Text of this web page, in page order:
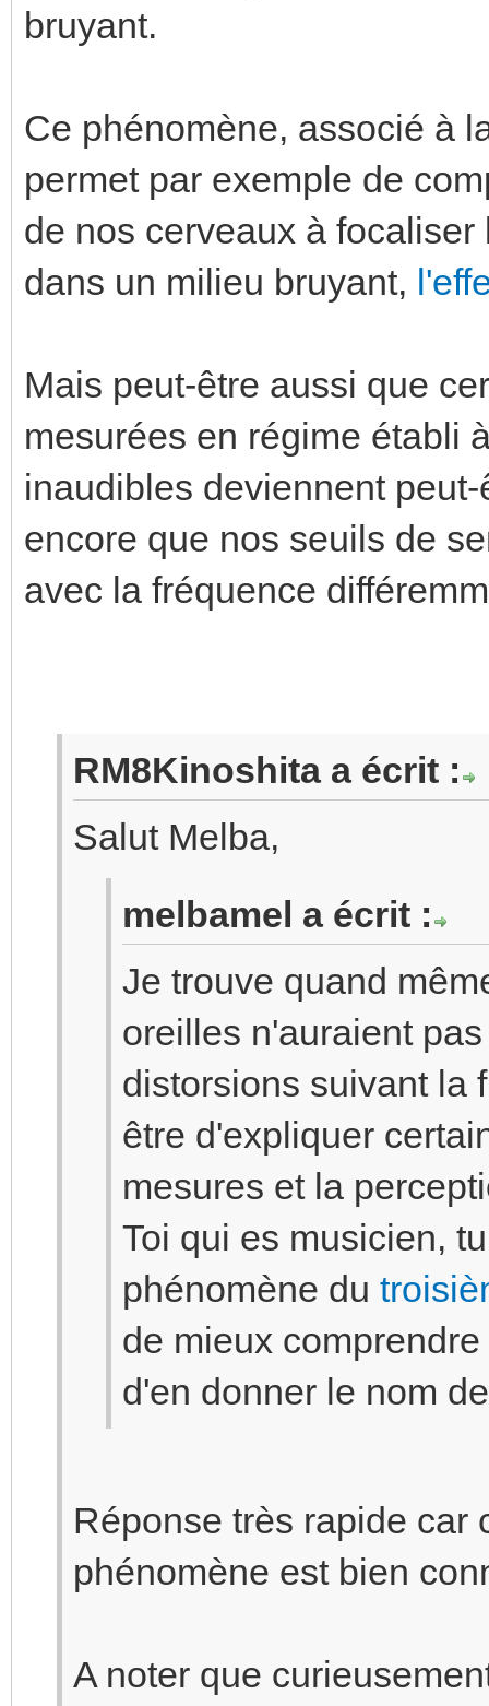
bruyant.
Ce phénomène, associé à
permet par exemple de
de nos cerveaux à
dans un milieu bruyant,
Mais peut-être aussi que
mesurées en régime établi
inaudibles deviennent
encore que nos seuils de
avec la fréquence
RM8Kinoshita a écrit :
Salut Melba,
melbamel a écrit :
Je trouve quand
oreilles n'auraient
distorsions suivant la
être d'expliquer
mesures et la
Toi qui es musicien,
phénomène du
de mieux
d'en donner le nom
Réponse très rapide car
phénomène est bien
A noter que